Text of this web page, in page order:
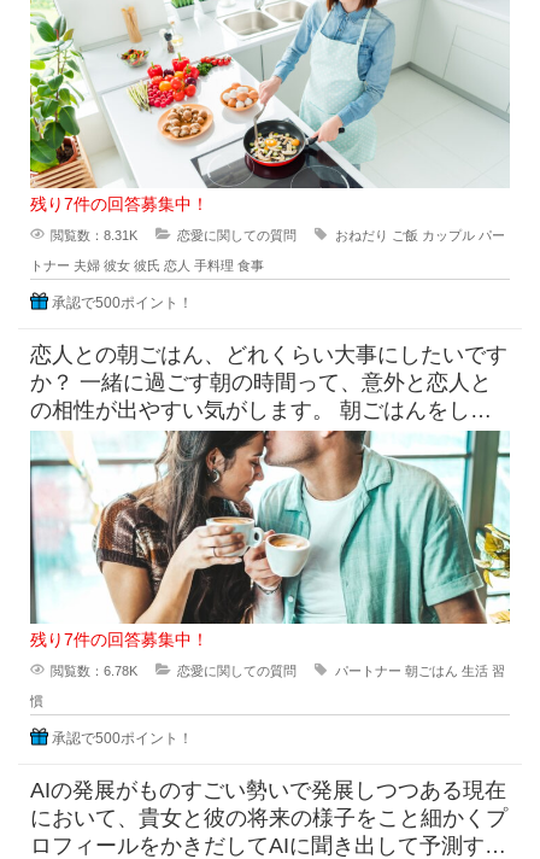
残り7件の回答募集中！
閲覧数：8.31K 恋愛に関しての質問 おねだり ご飯 カップル パー
トナー 夫婦 彼女 彼氏 恋人 手料理 食事
承認で500ポイント！
恋人との朝ごはん、どれくらい大事にしたいです
か？ 一緒に過ごす朝の時間って、意外と恋人と
の相性が出やすい気がします。 朝ごはんをしっ
かり食べたい派と、ギリギ
残り7件の回答募集中！
閲覧数：6.78K 恋愛に関しての質問 パートナー 朝ごはん 生活 習
慣
承認で500ポイント！
AIの発展がものすごい勢いで発展しつつある現在
において、貴女と彼の将来の様子をこと細かくプ
ロフィールをかきだしてAIに聞き出して予測すら